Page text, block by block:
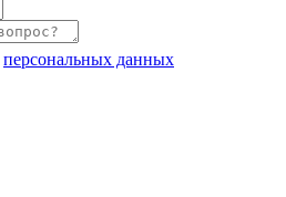
персональных данных